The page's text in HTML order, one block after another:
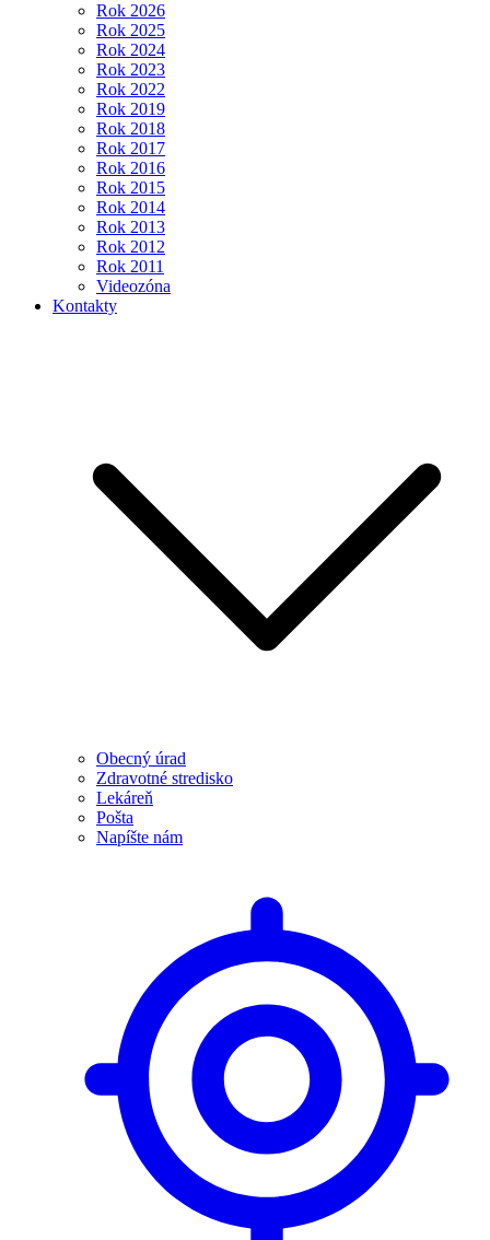
Rok 2026
Rok 2025
Rok 2024
Rok 2023
Rok 2022
Rok 2019
Rok 2018
Rok 2017
Rok 2016
Rok 2015
Rok 2014
Rok 2013
Rok 2012
Rok 2011
Videozóna
Kontakty
Obecný úrad
Zdravotné stredisko
Lekáreň
Pošta
Napíšte nám